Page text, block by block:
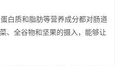
白质和脂肪等营养成分都对肠道
、全谷物和坚果的摄入，能够让